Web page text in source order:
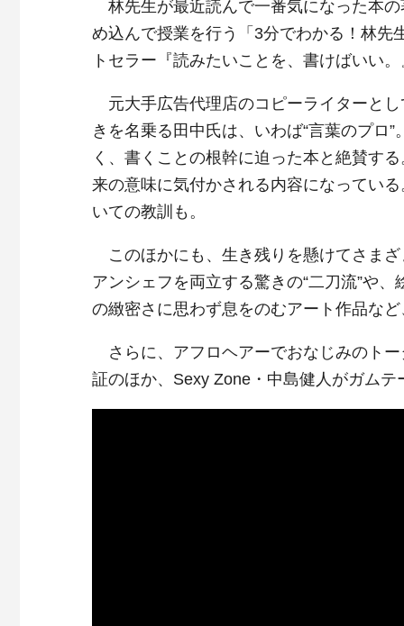
林先生が最近読んで一番気になった本
め込んで授業を行う「3分でわかる！林先
トセラー『読みたいことを、書けばいい
元大手広告代理店のコピーライターとし
きを名乗る田中氏は、いわば“言葉のプロ
く、書くことの根幹に迫った本と絶賛す
来の意味に気付かされる内容になってい
いての教訓も。
このほかにも、生き残りを懸けてさま
アンシェフを両立する驚きの“二刀流”や
の緻密さに思わず息をのむアート作品な
さらに、アフロヘアーでおなじみのトー
証のほか、Sexy Zone・中島健人がガム